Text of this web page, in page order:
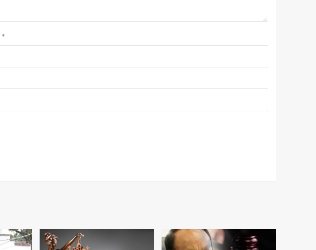
*